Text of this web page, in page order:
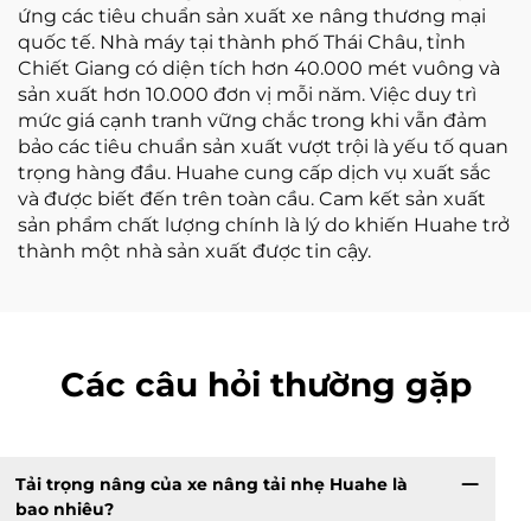
ứng các tiêu chuẩn sản xuất xe nâng thương mại
quốc tế. Nhà máy tại thành phố Thái Châu, tỉnh
Chiết Giang có diện tích hơn 40.000 mét vuông và
sản xuất hơn 10.000 đơn vị mỗi năm. Việc duy trì
mức giá cạnh tranh vững chắc trong khi vẫn đảm
bảo các tiêu chuẩn sản xuất vượt trội là yếu tố quan
trọng hàng đầu. Huahe cung cấp dịch vụ xuất sắc
và được biết đến trên toàn cầu. Cam kết sản xuất
sản phẩm chất lượng chính là lý do khiến Huahe trở
thành một nhà sản xuất được tin cậy.
Các câu hỏi thường gặp
Tải trọng nâng của xe nâng tải nhẹ Huahe là
bao nhiêu?